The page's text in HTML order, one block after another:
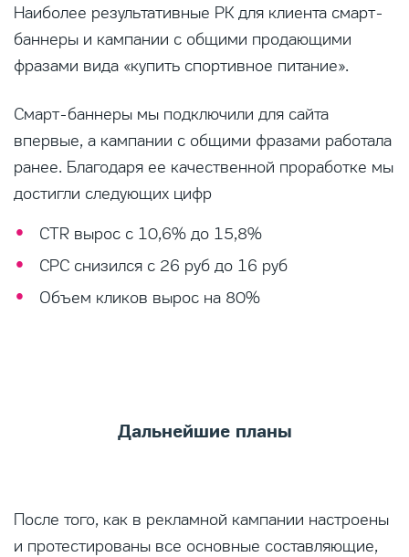
Наиболее результативные РК для клиента смарт-
баннеры и кампании с общими продающими
фразами вида «купить спортивное питание».
Смарт-баннеры мы подключили для сайта
впервые, а кампании с общими фразами работала
ранее. Благодаря ее качественной проработке мы
достигли следующих цифр
CTR вырос c 10,6% до 15,8%
CPC снизился с 26 руб до 16 руб
Объем кликов вырос на 80%
Дальнейшие планы
После того, как в рекламной кампании настроены
и протестированы все основные составляющие,